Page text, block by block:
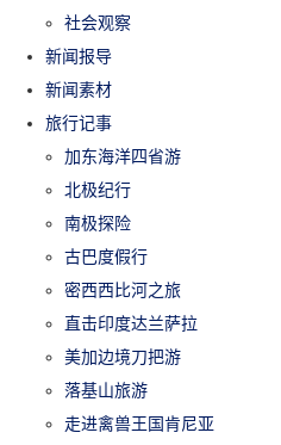
社会观察
新闻报导
新闻素材
旅行记事
加东海洋四省游
北极纪行
南极探险
古巴度假行
密西西比河之旅
直击印度达兰萨拉
美加边境刀把游
落基山旅游
走进禽兽王国肯尼亚